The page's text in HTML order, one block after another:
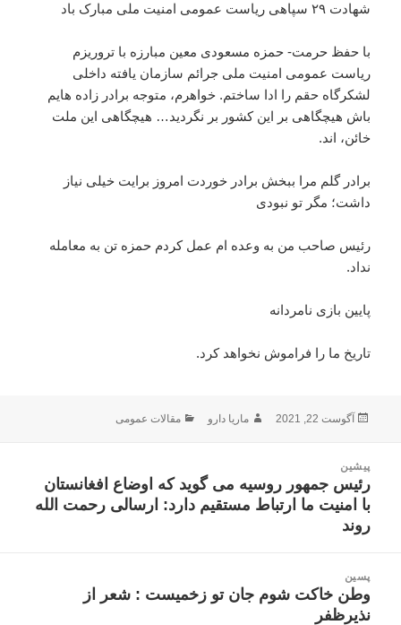
شهادت ۲۹ سپاهی ریاست عمومی امنیت ملی مبارک باد
با حفظ حرمت- حمزه مسعودی معین مبارزه با تروریزم
ریاست عمومی امنیت ملی جرائم سازمان یافته داخلی
لشکرگاه حقم را ادا ساختم. خواهرم، متوجه برادر زاده هایم
باش هیچگاهی بر این کشور بر نگردید… هیچگاهی این ملت
خائن، اند.
برادر گلم مرا ببخش برادر خوردت امروز برایت خیلی نیاز
داشت؛ مگر تو نبودی
رئیس صاحب من به وعده ام عمل کردم حمزه تن به معامله
نداد.
پایین بازی نامردانه
تاریخ ما را فراموش نخواهد کرد.
ارسال
آگوست 22, 2021 نویسنده
ماریا دارو دسته‌ها
مقالات عمومی
نوشتهپیشین
نوشته
قبلی:
رئیس جمهور روسیه می گوید که اوضاع افغانستان
با امنیت ما ارتباط مستقیم دارد: ارسالی رحمت الله
روند
پسین
نوشته
بعدی:
وطن خاکت شوم جان تو زخمیست : شعر از
نذیرظفر